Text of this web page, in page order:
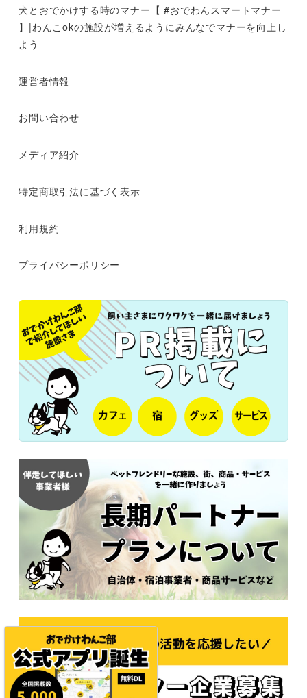
犬とおでかけする時のマナー【 #おでわんスマートマナー
】|わんこokの施設が増えるようにみんなでマナーを向上し
よう
運営者情報
お問い合わせ
メディア紹介
特定商取引法に基づく表示
利用規約
プライバシーポリシー